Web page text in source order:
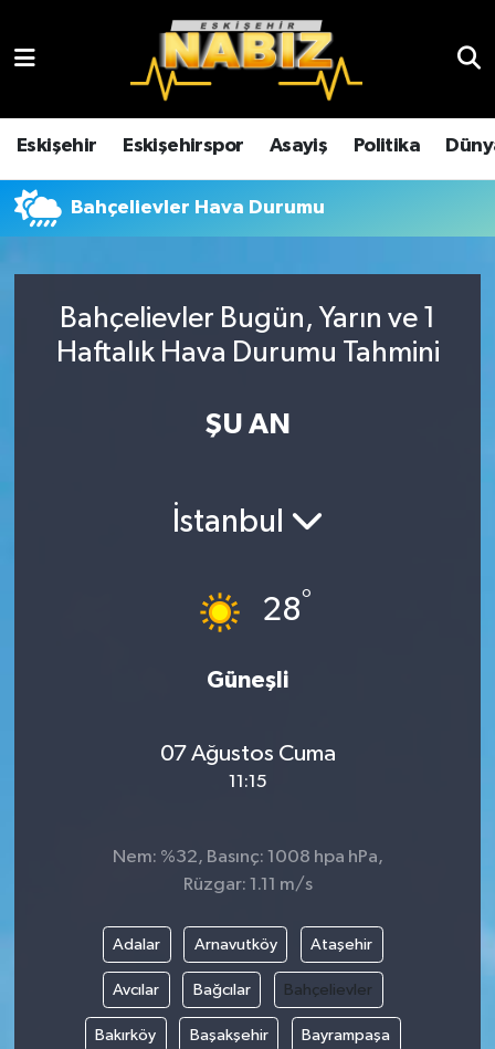
Eskişehir Eskişehirspor Asayiş Politika
Bahçelievler Hava Durumu
Bahçelievler Bugün, Yarın ve 1
Haftalık Hava Durumu Tahmini
ŞU AN
İstanbul
28°
Güneşli
07 Ağustos Cuma
11:15
Nem: %32, Basınç: 1008 hpa hPa,
Rüzgar: 1.11 m/s
Adalar Arnavutköy Ataşehir
Avcılar Bağcılar Bahçelievler
Bakırköy Başakşehir Bayrampaşa
Çevre
Dünya
Ekonomi
Eskişehir
Yaşam
Yurttan
Eskişehir Hava Durumu
Eskişehir Trafik Yoğunluk Haritası
TFF 3.Lig 4.Grup Puan Durumu ve Fikstür
Son Dakika Haberleri
Haber Arşivi